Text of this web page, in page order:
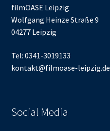
filmOASE Leipzig
Wolfgang Heinze Straße 9
04277 Leipzig
Tel: 0341-3019133
kontakt@filmoase-leipzig.de
Social Media